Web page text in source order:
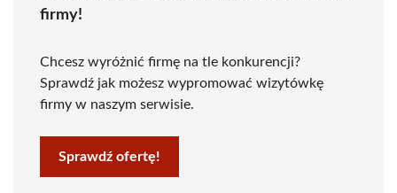
firmy!
Chcesz wyróżnić firmę na tle konkurencji?
Sprawdź jak możesz wypromować wizytówkę
firmy w naszym serwisie.
Sprawdź ofertę!